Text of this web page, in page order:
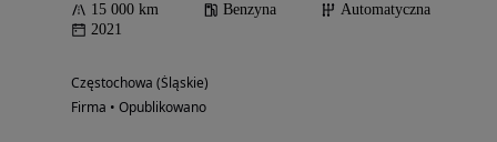
15 000 km Benzyna
Automatyczna
2021
Częstochowa (Śląskie)
Firma • Opublikowano